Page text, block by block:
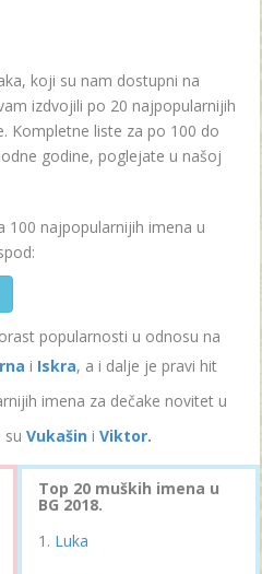
koji su nam dostupni na
izdvojili po 20 najpopularnijih
Kompletne liste za po 100 do
godine, poglejate u našoj
100 najpopularnijih imena u
popularnosti u odnosu na
i Iskra, a i dalje je pravi hit
imena za dečake novitet u
su Vukašin i Viktor.
Top 20 muških imena u
BG 2018.
Luka